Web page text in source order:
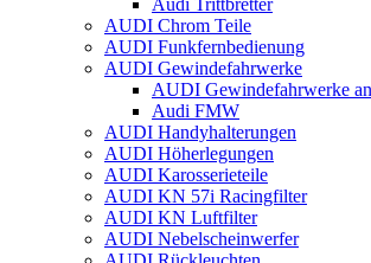
Audi Trittbretter
AUDI Chrom Teile
AUDI Funkfernbedienung
AUDI Gewindefahrwerke
AUDI Gewindefahrwerke
Audi FMW
AUDI Handyhalterungen
AUDI Höherlegungen
AUDI Karosserieteile
AUDI KN 57i Racingfilter
AUDI KN Luftfilter
AUDI Nebelscheinwerfer